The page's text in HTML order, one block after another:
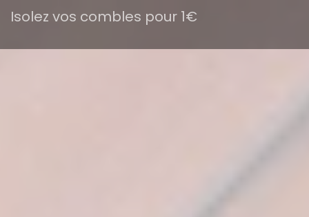
Isolez vos combles pour 1€